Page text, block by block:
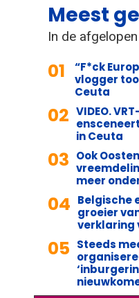
Meest
In de
01
“F*ck
vlogger
Ceuta
02 VIDEO.
in Ceuta
03 Ook
meer
04 Belgische
groeier
verklaring
05 Steeds